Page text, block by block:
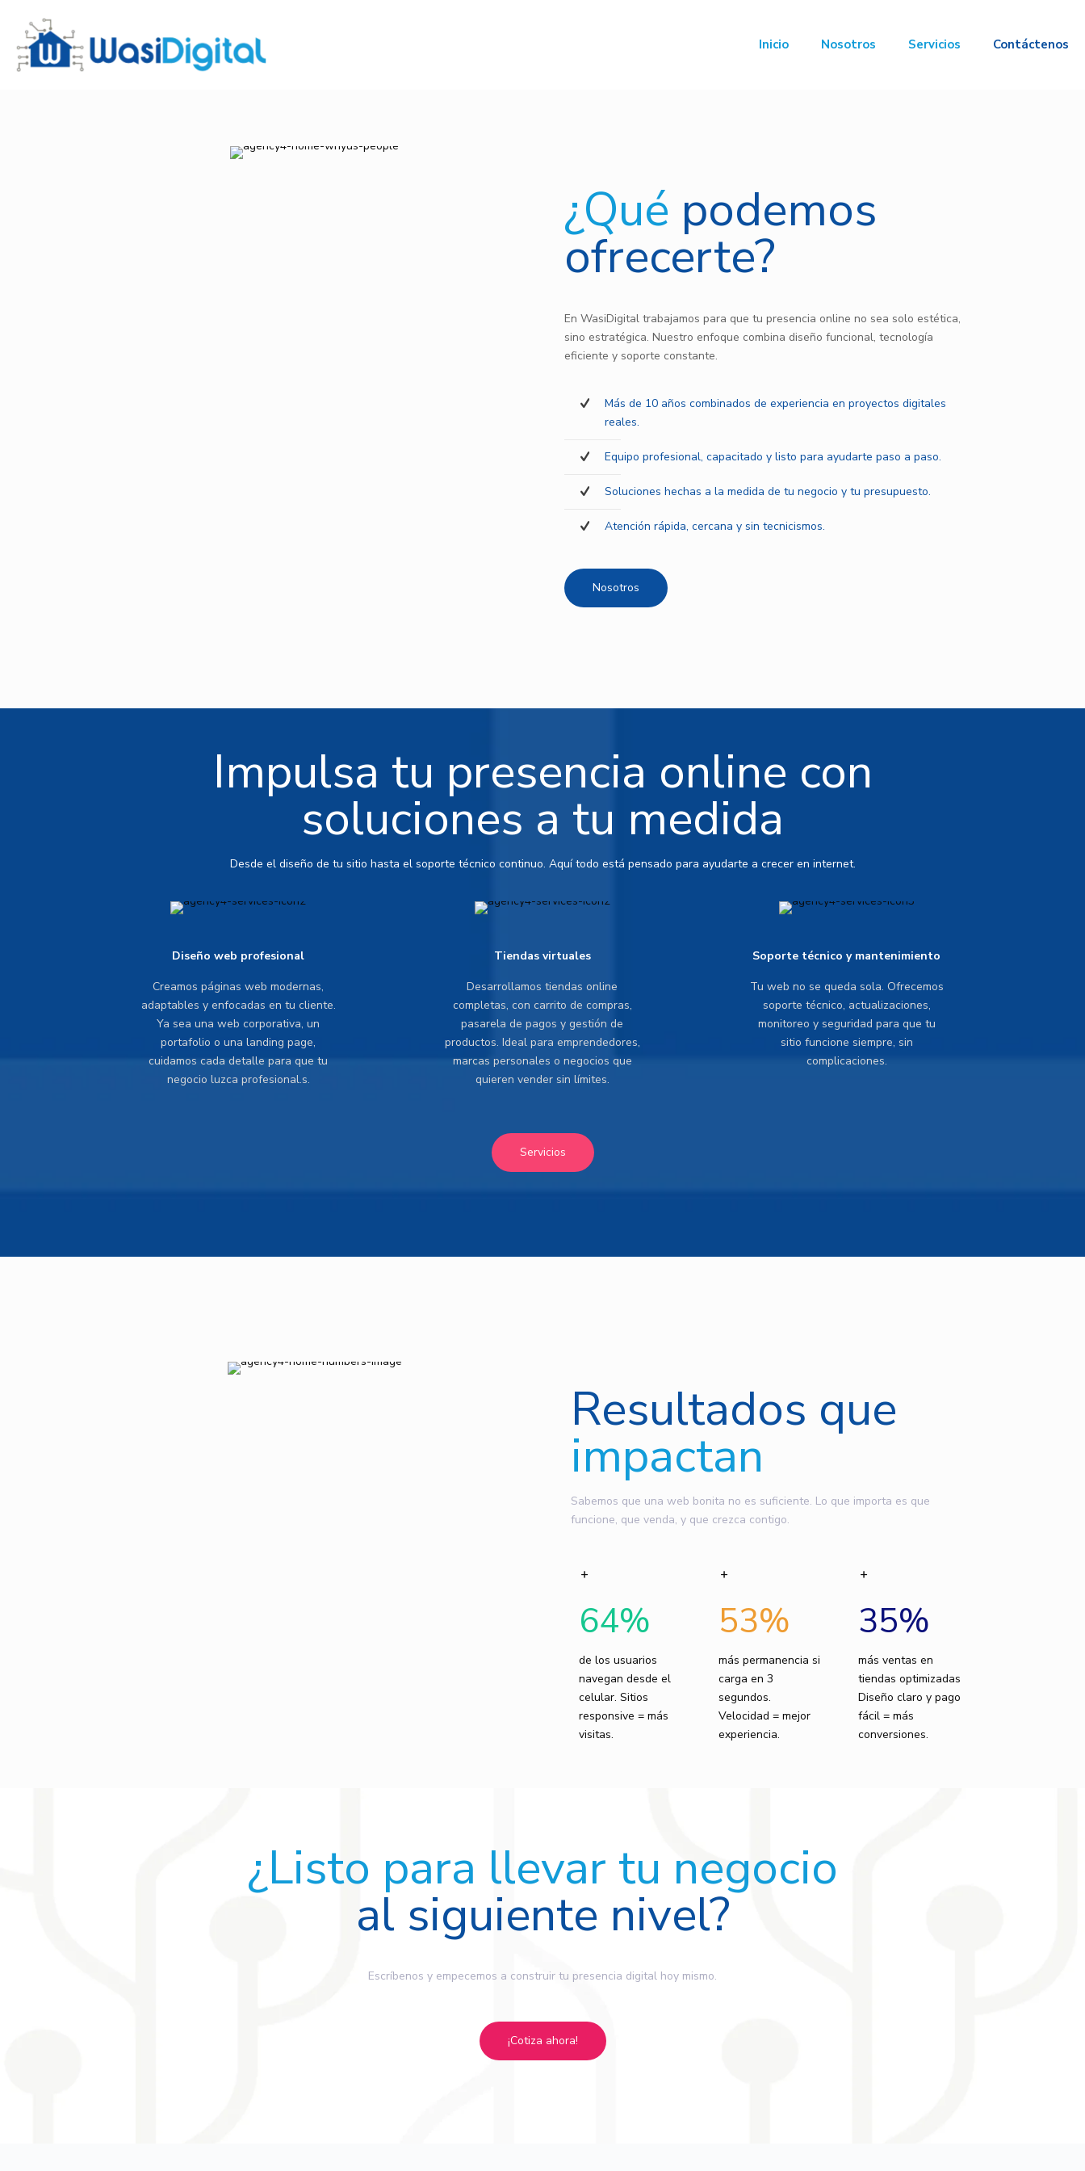
Inicio Nosotros Servicios Contáctenos
¿Qué podemos
ofrecerte?
En WasiDigital trabajamos para que tu presencia online no sea solo estética,
sino estratégica. Nuestro enfoque combina diseño funcional, tecnología
eficiente y soporte constante.
Más de 10 años combinados de experiencia en proyectos digitales
reales.
Equipo profesional, capacitado y listo para ayudarte paso a paso.
Soluciones hechas a la medida de tu negocio y tu presupuesto.
Atención rápida, cercana y sin tecnicismos.
Nosotros
Impulsa tu presencia online con
soluciones a tu medida
Desde el diseño de tu sitio hasta el soporte técnico continuo. Aquí todo está pensado para ayudarte a crecer en internet.
Diseño web profesional
Creamos páginas web modernas,
adaptables y enfocadas en tu cliente.
Ya sea una web corporativa, un
portafolio o una landing page,
cuidamos cada detalle para que tu
negocio luzca profesional.s.
Tiendas virtuales
Desarrollamos tiendas online
completas, con carrito de compras,
pasarela de pagos y gestión de
productos. Ideal para emprendedores,
marcas personales o negocios que
quieren vender sin límites.
Soporte técnico y mantenimiento
Tu web no se queda sola. Ofrecemos
soporte técnico, actualizaciones,
monitoreo y seguridad para que tu
sitio funcione siempre, sin
complicaciones.
Servicios
Resultados que
impactan
Sabemos que una web bonita no es suficiente. Lo que importa es que
funcione, que venda, y que crezca contigo.
64%
de los usuarios
navegan desde el
celular. Sitios
responsive = más
visitas.
53%
más permanencia si
carga en 3
segundos.
Velocidad = mejor
experiencia.
35%
más ventas en
tiendas optimizadas
Diseño claro y pago
fácil = más
conversiones.
¿Listo para llevar tu negocio
al siguiente nivel?
Escríbenos y empecemos a construir tu presencia digital hoy mismo.
¡Cotiza ahora!